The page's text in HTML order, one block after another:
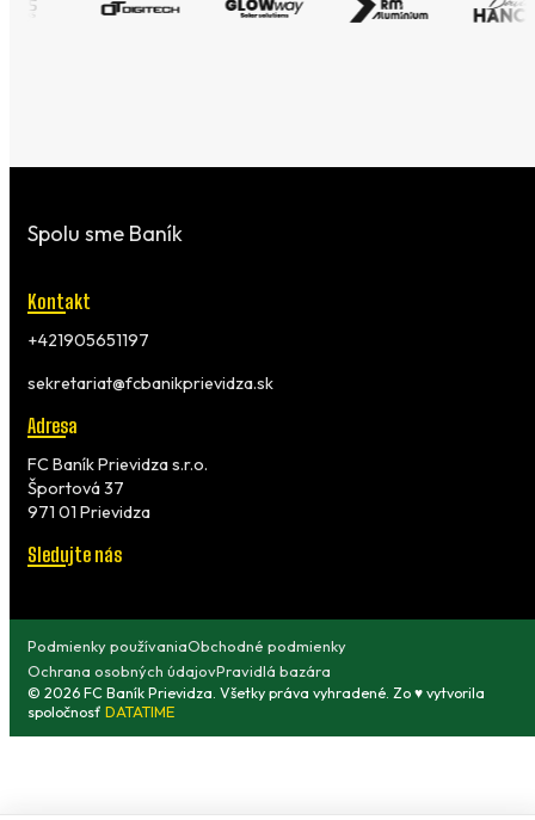
Spolu sme Baník
Kontakt
+421905651197
sekretariat@fcbanikprievidza.sk
Adresa
FC Baník Prievidza s.r.o.
Športová 37
971 01 Prievidza
Sledujte nás
© 2026 FC Baník Prievidza. Všetky práva vyhradené. Zo ♥ vytvorila
spoločnosť DATATIME
Podmienky používaniaObchodné podmienky
Ochrana osobných údajovPravidlá bazára